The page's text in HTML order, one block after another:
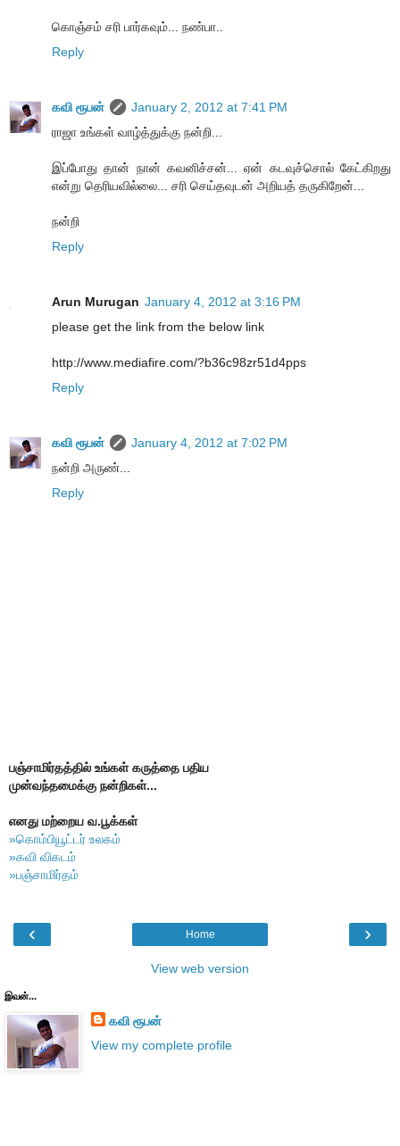
கொஞ்சம் சரி பார்கவும்... நண்பா..
Reply
கவி ரூபன்
January 2, 2012 at 7:41 PM
ராஜா உங்கள் வாழ்த்துக்கு நன்றி...
இப்போது தான் நான் கவனிச்சன்... ஏன் கடவுச்சொல் கேட்கிறது
என்று தெரியவில்லை... சரி செய்தவுடன் அறியத் தருகிறேன்...
நன்றி
Reply
Arun Murugan January 4, 2012 at 3:16 PM
please get the link from the below link
http://www.mediafire.com/?b36c98zr51d4pps
Reply
கவி ரூபன்
January 4, 2012 at 7:02 PM
நன்றி அருண்...
Reply
பஞ்சாமிர்தத்தில் உங்கள் கருத்தை பதிய
முன்வந்தமைக்கு நன்றிகள்...
எனது மற்றைய வ.பூக்கள்
»கொம்பியூட்டர் உலகம்
»கவி விகடம்
»பஞ்சாமிர்தம்
‹ ›
Home
View web version
இவன்...
கவி ரூபன்
View my complete profile